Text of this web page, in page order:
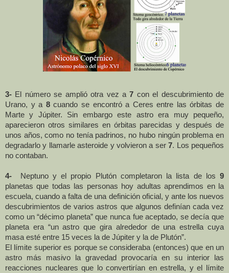
3- El número se amplió otra vez a7 con el descubrimiento de
Urano, y a 8cuando se encontró a Ceres entre las órbitas de
Marte y Júpiter. Sin embargo este astro era muy pequeño,
aparecieron otros similares en órbitas parecidas y después de
unos años, como no tenía padrinos, no hubo ningún problema en
degradarlo y llamarle asteroide y volvieron a ser7. Los pequeños
no contaban.
4- Neptuno y el propio Plutón completaron la lista de los 9
planetas que todas las personas hoy adultas aprendimos en la
escuela, cuando a falta de una definición oficial, y ante los nuevos
descubrimientos de varios astros que algunos definían cada vez
como un “décimo planeta” que nunca fue aceptado, se decía que
planeta era “un astro que gira alrededor de una estrella cuya
masa esté entre 15 veces la de Júpiter y la de Plutón”.
El límite superior es porque se consideraba (entonces) que en un
astro más masivo la gravedad provocaría en su interior las
reacciones nucleares que lo convertirían en estrella, y el límite